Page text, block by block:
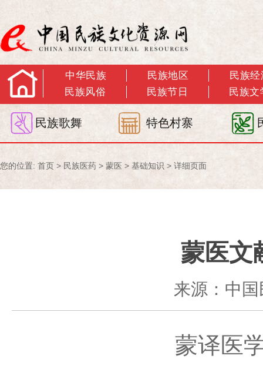
中华民族 民族地区
民族经
民族风俗
民族节日 民族文
民族歌舞 特色村寨
您的位置: 首页 > 民族医药 > 蒙医 > 基础知识 > 详细页面
蒙医文
来源：中
蒙译医学